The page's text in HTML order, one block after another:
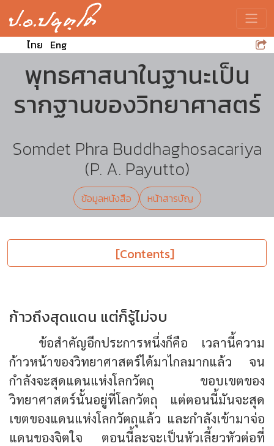
ไทย Eng
พุทธศาสนาในฐานะเป็น
รากฐานของวิทยาศาสตร์
Somdet Phra Buddhaghosacariya
(P. A. Payutto)
ข้อมูลหนังสือ หน้าสารบัญ
[Contents]
ก้าวถึงสุดแดน แต่ก็รู้ไม่จบ
ข้อสำคัญอีกประการหนึ่งก็คือ เวลานี้ความ
ก้าวหน้าของวิทยา­ศาสตร์ได้มาไกลมากแล้ว จน
กำลังจะสุดแดนแห่งโลกวัตถุ ขอบเขตของ
วิทยาศาสตร์นั้นอยู่ที่โลกวัตถุ แต่ตอนนี้มันจะสุด
เขตของแดนแห่งโลกวัตถุแล้ว และกำลังเข้ามาจ่อ
แดนของจิตใจ ตอนนี้ละจะเป็นหัวเลี้ยวหัว​ต่อที่